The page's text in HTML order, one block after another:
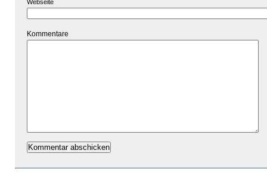
Webseite
Kommentare